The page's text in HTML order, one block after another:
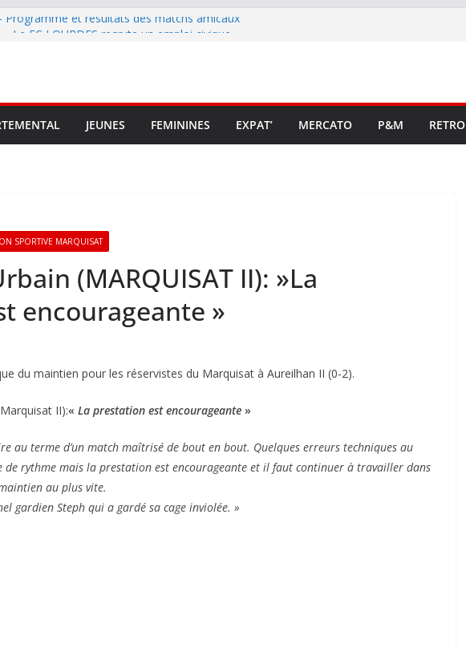
Programme et résultats des matchs amicaux
au HOFC
JEUNES FEMININES EXPAT’ MERCATO P&M RETRO
SPORTIVE MARQUISAT
(MARQUISAT II): »La
encourageante »
du maintien pour les réservistes du Marquisat à Aureilhan II (0-2).
II):« La prestation est encourageante »
au terme d’un match maîtrisé de bout en bout. Quelques erreurs techniques au
de rythme mais la prestation est encourageante et il faut continuer à travailler dans
au plus vite.
gardien Steph qui a gardé sa cage inviolée. »